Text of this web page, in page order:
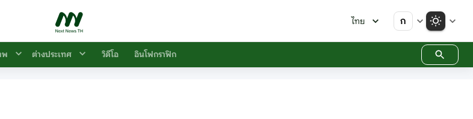
ไทย ก
พ ต่างประเทศ วิดีโอ อินโฟกราฟิก